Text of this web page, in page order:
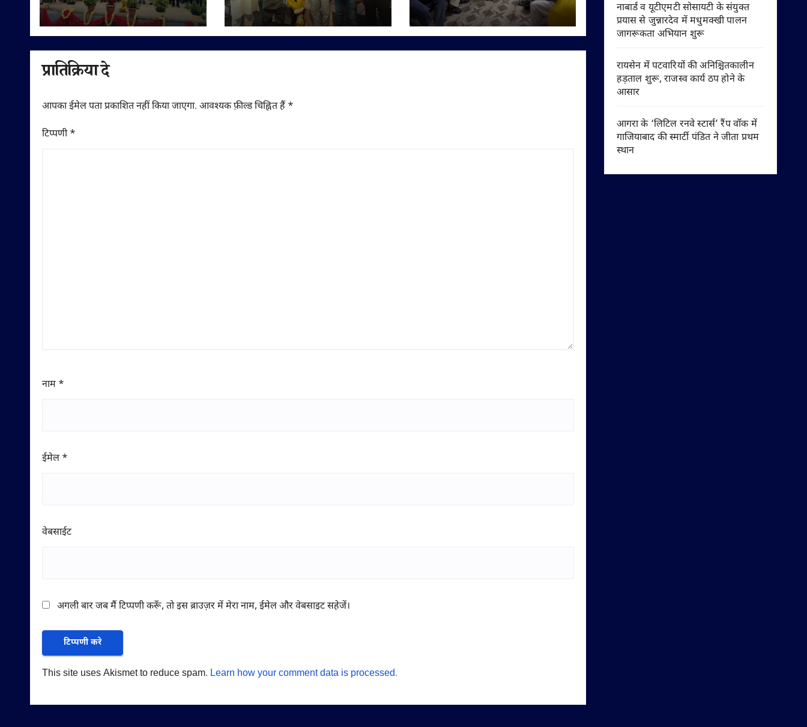
विद्यार्थियों को नशामुक्त जीवन
का दिया संदेश
मनाया गया, उपमुख्यमंत्री
सुनेत्रा अजित पवार समेत कई
गणमान्य लोगों ने दी
शुभकामनाएं
बैठक, सौहार्द बनाए रखने की
अपील
प्रातिक्रिया दे
आपका ईमेल पता प्रकाशित नहीं किया जाएगा. आवश्यक फ़ील्ड चिह्नित हैं *
टिप्पणी*
नाम *
ईमेल *
वेबसाईट
अगली बार जब मैं टिप्पणी करूँ, तो इस ब्राउज़र में मेरा नाम, ईमेल और वेबसाइट सहेजें।
This site uses Akismet to reduce spam. Learn how your comment data is processed.
नाबार्ड व यूटीएमटी सोसायटी के संयुक्त
प्रयास से जुन्नारदेव में मधुमक्खी पालन
जागरूकता अभियान शुरू
रायसेन में पटवारियों की अनिश्चितकालीन
हड़ताल शुरू, राजस्व कार्य ठप होने के
आसार
आगरा के ‘लिटिल रनवे स्टार्स’ रैंप वॉक में
गाजियाबाद की स्मार्टी पंडित ने जीता प्रथम
स्थान